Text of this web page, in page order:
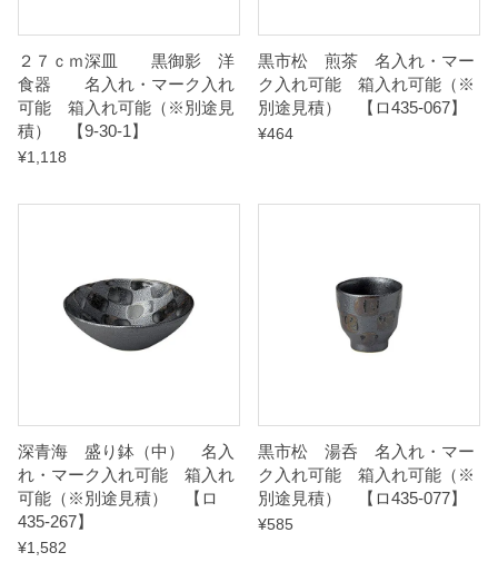
n
i
t
y
２７ｃｍ深皿 黒御影 洋
食器 名入れ・マーク入れ
可能 箱入れ可能（※別途見
積） 【9-30-1】
¥1,118
黒市松 煎茶 名入れ・マー
ク入れ可能 箱入れ可能（※
別途見積） 【ロ435-067】
¥464
深青海 盛り鉢（中） 名入
れ・マーク入れ可能 箱入れ
可能（※別途見積） 【ロ
435-267】
¥1,582
黒市松 湯呑 名入れ・マー
ク入れ可能 箱入れ可能（※
別途見積） 【ロ435-077】
¥585